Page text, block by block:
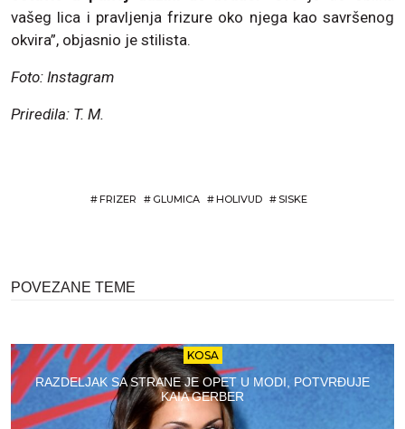
vašeg lica i pravljenja frizure oko njega kao savršenog
okvira”, objasnio je stilista.
Foto: Instagram
Priredila: T. M.
#FRIZER # GLUMICA #HOLIVUD # SISKE
POVEZANE TEME
KOSA
RAZDELJAK SA STRANE JE OPET U MODI, POTVRĐUJE
KAIA GERBER